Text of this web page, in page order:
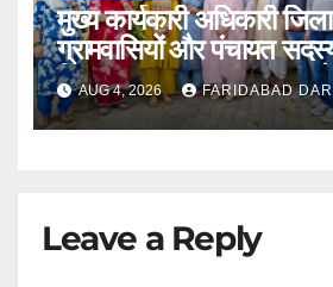
मुख्य कार्यकारी अधिकारी
ग्रामवासियों और पंचायत
मिलकर लगाए 100 फलदार
AUG 4, 2026 FARIDABAD
Leave a Reply